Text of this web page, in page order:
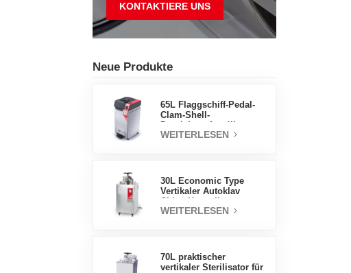
KONTAKTIERE UNS
Neue Produkte
65L Flaggschiff-Pedal-
Clam-Shell-
Fabrik
WEITERLESEN
30L Economic Type
Vertikaler Autoklav
Druckdampfsterilisator
WEITERLESEN
70L praktischer
vertikaler Sterilisator für